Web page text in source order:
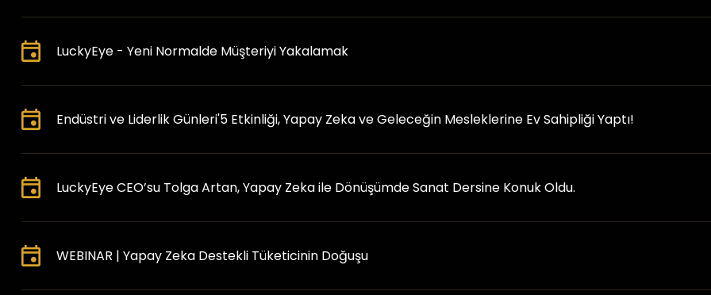
LuckyEye - Yeni Normalde Müşteriyi Yakalamak
Endüstri ve Liderlik Günleri'5 Etkinliği, Yapay Zeka ve Geleceğin Mesleklerine Ev Sahipliği Yaptı!
LuckyEye CEO’su Tolga Artan, Yapay Zeka ile Dönüşümde Sanat Dersine Konuk Oldu.
WEBINAR | Yapay Zeka Destekli Tüketicinin Doğuşu